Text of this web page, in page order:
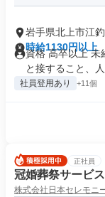
岩手県北上市江
時給1130円以上
資格 高卒以上 未
と接すること、人
社員登用あり +11個
正社員
冠婚葬祭サービ
株式会社日本セレモニ